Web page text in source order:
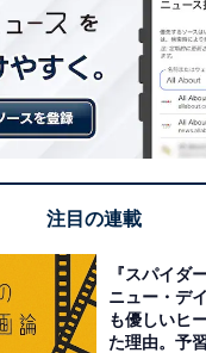
注目の連載
『スパイダ
ニュー・デ
も優しいヒ
た理由。予